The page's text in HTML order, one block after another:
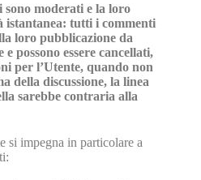
moderati e la loro
istantanea: tutti i commenti
loro pubblicazione da
possono essere cancellati,
per l’Utente, quando non
della discussione, la linea
sarebbe contraria alla
si impegna in particolare a